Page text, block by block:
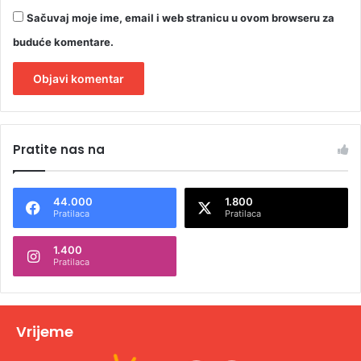
Sačuvaj moje ime, email i web stranicu u ovom browseru za
buduće komentare.
t
n
t
v
Pratite nas na
44.000
Pratilaca
1.800
Pratilaca
1.400
Pratilaca
Vrijeme